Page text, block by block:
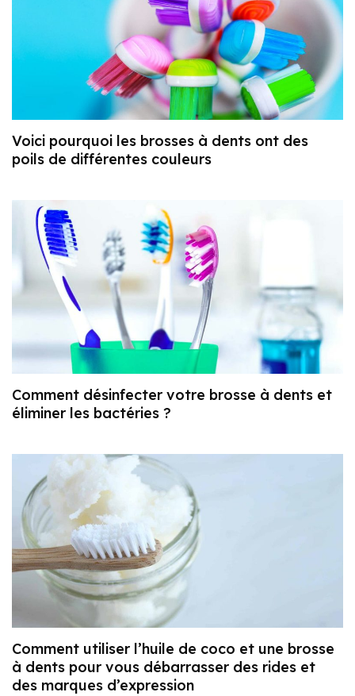
Voici pourquoi les brosses à dents ont des
poils de différentes couleurs
Comment désinfecter votre brosse à dents et
éliminer les bactéries ?
Comment utiliser l’huile de coco et une brosse
à dents pour vous débarrasser des rides et
des marques d’expression